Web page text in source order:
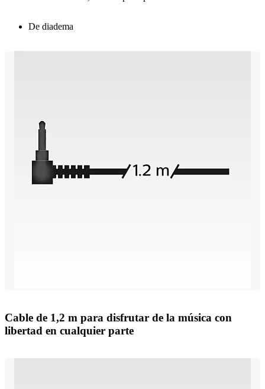
De diadema
Cable de 1,2 m para disfrutar de la música con
libertad en cualquier parte